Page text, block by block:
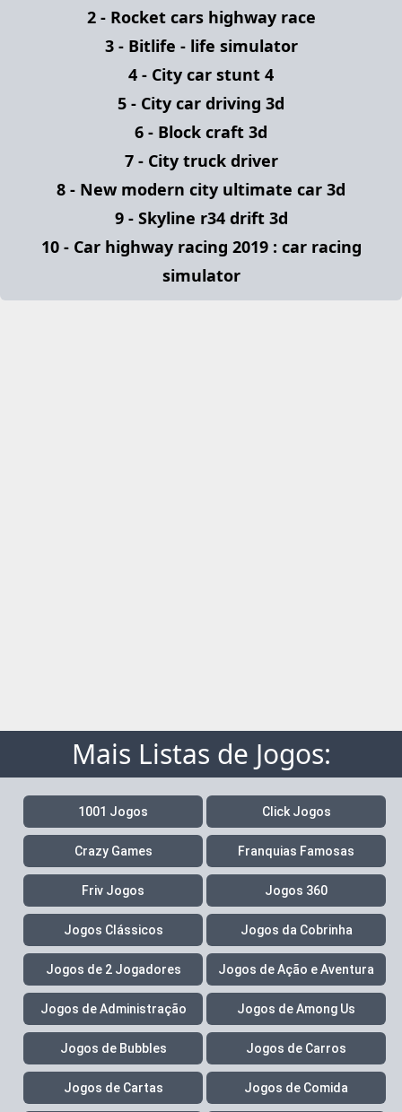
2 - Rocket cars highway race
3 - Bitlife - life simulator
4 - City car stunt 4
5 - City car driving 3d
6 - Block craft 3d
7 - City truck driver
8 - New modern city ultimate car 3d
9 - Skyline r34 drift 3d
10 - Car highway racing 2019 : car racing
simulator
Mais Listas de Jogos:
1001 Jogos Click Jogos
Crazy Games Franquias Famosas
Friv Jogos Jogos 360
Jogos Clássicos Jogos da Cobrinha
Jogos de 2 Jogadores Jogos de Ação e Aventura
Jogos de Administração Jogos de Among Us
Jogos de Bubbles Jogos de Carros
Jogos de Cartas Jogos de Comida